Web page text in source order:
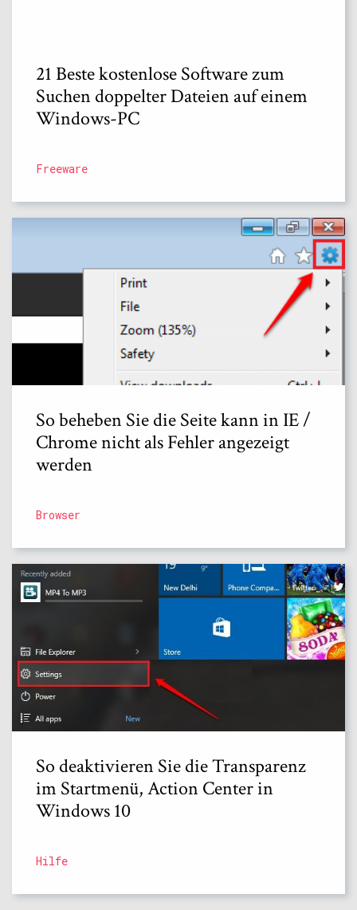
21 Beste kostenlose Software zum
Suchen doppelter Dateien auf einem
Windows-PC
Freeware
So beheben Sie die Seite kann in IE /
Chrome nicht als Fehler angezeigt
werden
Browser
So deaktivieren Sie die Transparenz
im Startmenü, Action Center in
Windows 10
Hilfe